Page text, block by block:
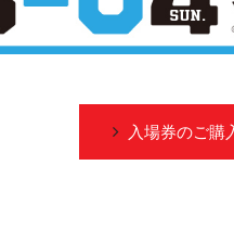
入場券のご購